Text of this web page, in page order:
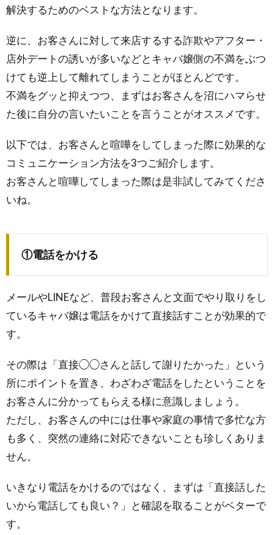
解決するためのベストな方法となります。
逆に、お客さんに対して来店するする詐欺やアフター・
店外デートの誘いが多いなどとキャバ嬢側の不満をぶつ
けても逆上して離れてしまうことがほとんどです。
不満をグッと抑えつつ、まずはお客さんを沼にハマらせ
た後に自分の言いたいことを言うことがオススメです。
以下では、お客さんと喧嘩をしてしまった際に効果的な
コミュニケーション方法を3つご紹介します。
お客さんと喧嘩してしまった際は是非試してみてくださ
いね。
①電話をかける
メールやLINEなど、普段お客さんと文面でやり取りをし
ているキャバ嬢は電話をかけて直接話すことが効果的で
す。
その際は「直接◯◯さんと話して謝りたかった」という
所にポイントを置き、わざわざ電話をしたということを
お客さんに分かってもらえる様に意識しましょう。
ただし、お客さんの中には仕事や家庭の事情で多忙な方
も多く、突然の連絡に対応できないことも珍しくありま
せん。
いきなり電話をかけるのではなく、まずは「直接話した
いから電話しても良い？」と確認を取ることがベターで
す。